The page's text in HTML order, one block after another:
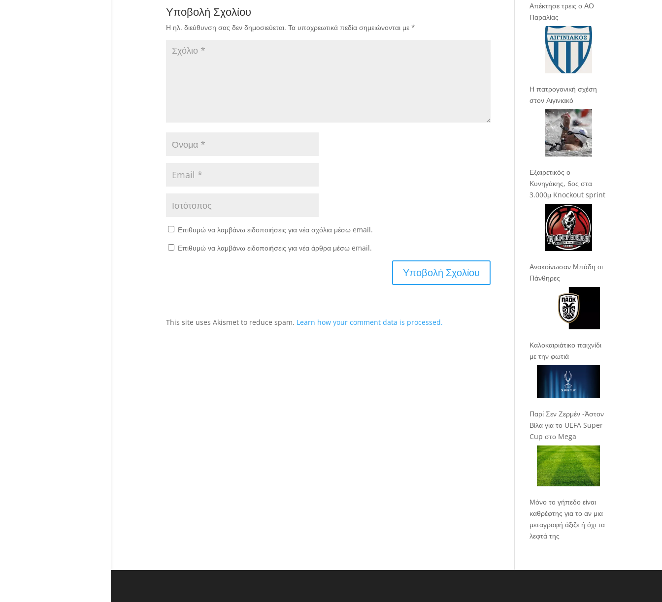
Υποβολή Σχολίου
Η ηλ. διεύθυνση σας δεν δημοσιεύεται. Τα υποχρεωτικά πεδία σημειώνονται με *
Επιθυμώ να λαμβάνω ειδοποιήσεις για νέα σχόλια μέσω email.
Επιθυμώ να λαμβάνω ειδοποιήσεις για νέα άρθρα μέσω email.
This site uses Akismet to reduce spam. Learn how your comment data is processed.
Απέκτησε τρεις ο ΑΟ
Παραλίας
Η πατρογονική σχέση
στον Αιγινιακό
Εξαιρετικός ο
Κυνηγάκης, 6ος στα
3.000μ Knockout sprint
Ανακοίνωσαν Μπάδη οι
Πάνθηρες
Καλοκαιριάτικο παιχνίδι
με την φωτιά
Παρί Σεν Ζερμέν -Άστον
Βίλα για το UEFA Super
Cup στο Mega
Μόνο το γήπεδο είναι
καθρέφτης για το αν μια
μεταγραφή άξιζε ή όχι τα
λεφτά της